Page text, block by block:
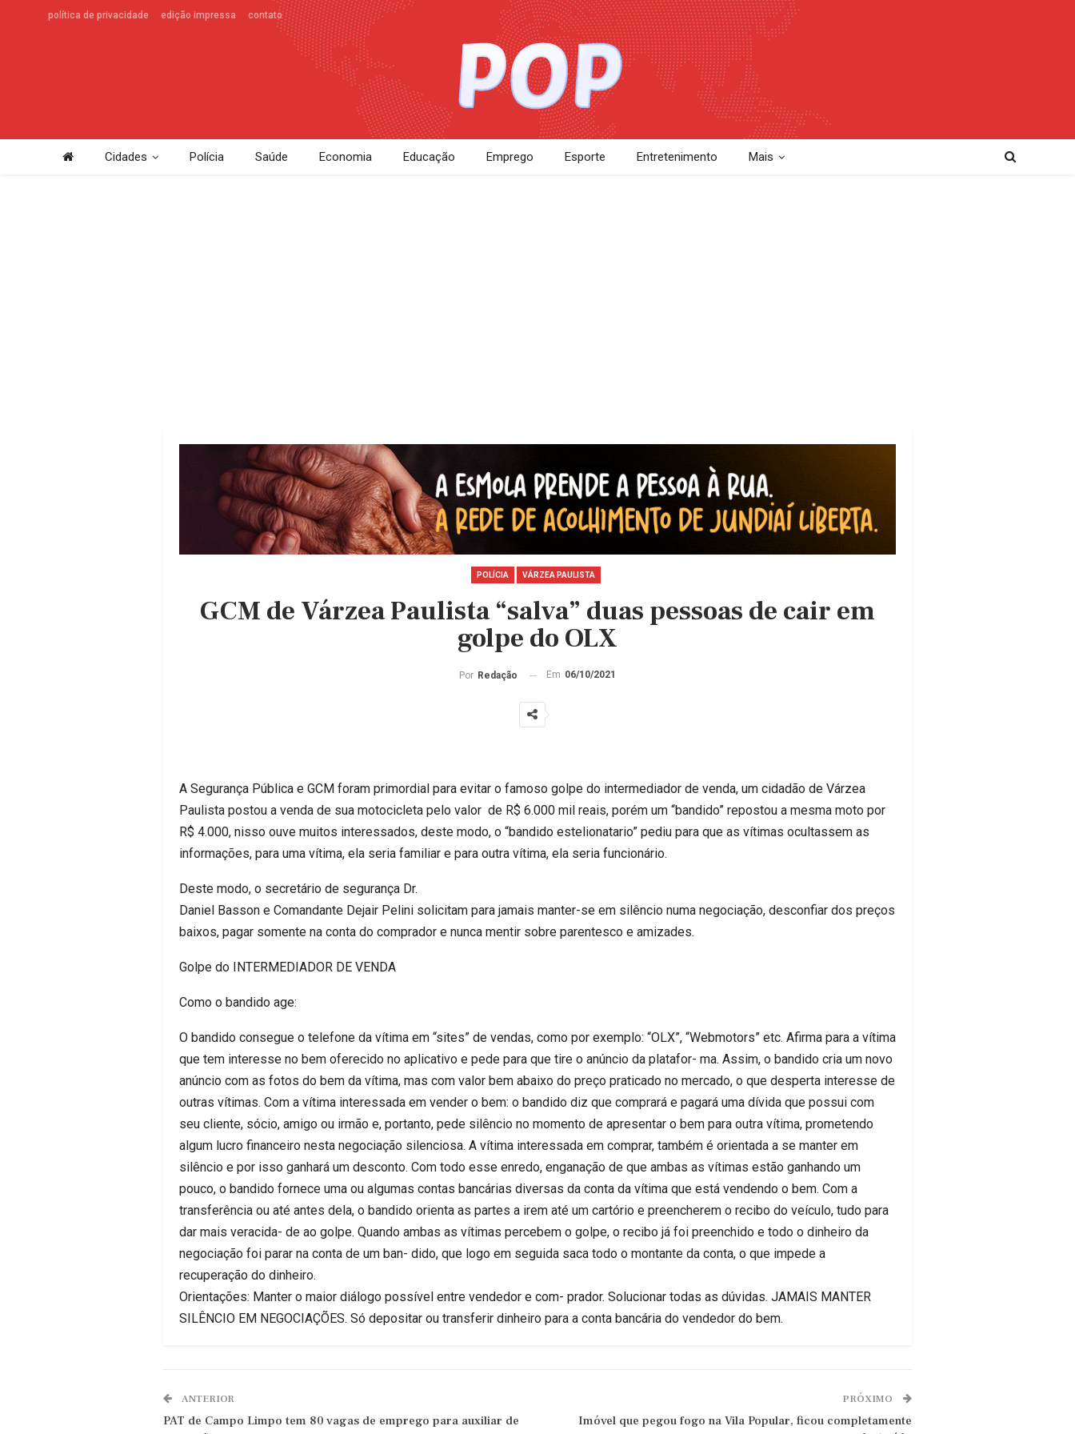
política de privacidade edição impressa contato
Cidades Polícia Saúde Economia Educação Emprego Esporte Entretenimento Mais
POLÍCIA VÁRZEA PAULISTA
GCM de Várzea Paulista “salva” duas pessoas de cair em
golpe do OLX
Por Redação Em 06/10/2021
A Segurança Pública e GCM foram primordial para evitar o famoso golpe do intermediador de venda, um cidadão de Várzea
Paulista postou a venda de sua motocicleta pelo valor de R$ 6.000 mil reais, porém um “bandido” repostou a mesma moto por
R$ 4.000, nisso ouve muitos interessados, deste modo, o “bandido estelionatario” pediu para que as vítimas ocultassem as
informações, para uma vítima, ela seria familiar e para outra vítima, ela seria funcionário.
Deste modo, o secretário de segurança Dr.
Daniel Basson e Comandante Dejair Pelini solicitam para jamais manter-se em silêncio numa negociação, desconfiar dos preços
baixos, pagar somente na conta do comprador e nunca mentir sobre parentesco e amizades.
Golpe do INTERMEDIADOR DE VENDA
Como o bandido age:
O bandido consegue o telefone da vítima em “sites” de vendas, como por exemplo: “OLX”, “Webmotors” etc. Afirma para a vítima
que tem interesse no bem oferecido no aplicativo e pede para que tire o anúncio da platafor- ma. Assim, o bandido cria um novo
anúncio com as fotos do bem da vítima, mas com valor bem abaixo do preço praticado no mercado, o que desperta interesse de
outras vítimas. Com a vítima interessada em vender o bem: o bandido diz que comprará e pagará uma dívida que possui com
seu cliente, sócio, amigo ou irmão e, portanto, pede silêncio no momento de apresentar o bem para outra vítima, prometendo
algum lucro financeiro nesta negociação silenciosa. A vítima interessada em comprar, também é orientada a se manter em
silêncio e por isso ganhará um desconto. Com todo esse enredo, enganação de que ambas as vítimas estão ganhando um
pouco, o bandido fornece uma ou algumas contas bancárias diversas da conta da vítima que está vendendo o bem. Com a
transferência ou até antes dela, o bandido orienta as partes a irem até um cartório e preencherem o recibo do veículo, tudo para
dar mais veracida- de ao golpe. Quando ambas as vítimas percebem o golpe, o recibo já foi preenchido e todo o dinheiro da
negociação foi parar na conta de um ban- dido, que logo em seguida saca todo o montante da conta, o que impede a
recuperação do dinheiro.
Orientações: Manter o maior diálogo possível entre vendedor e com- prador. Solucionar todas as dúvidas. JAMAIS MANTER
SILÊNCIO EM NEGOCIAÇÕES. Só depositar ou transferir dinheiro para a conta bancária do vendedor do bem.
ANTERIOR
PAT de Campo Limpo tem 80 vagas de emprego para auxiliar de
PRÓXIMO
Imóvel que pegou fogo na Vila Popular, ficou completamente